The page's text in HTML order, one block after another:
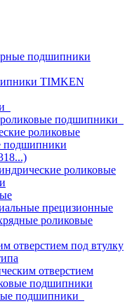
подшипники
TIMKEN
подшипники
роликовые
подшипники
роликовые
прецизионные
роликовые
отверстием под втулку
отверстием
подшипники
подшипники